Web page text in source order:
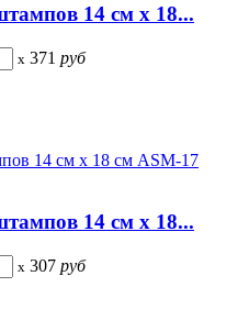
14 см х 18...
x 371 руб
14 см х 18...
x 307 руб